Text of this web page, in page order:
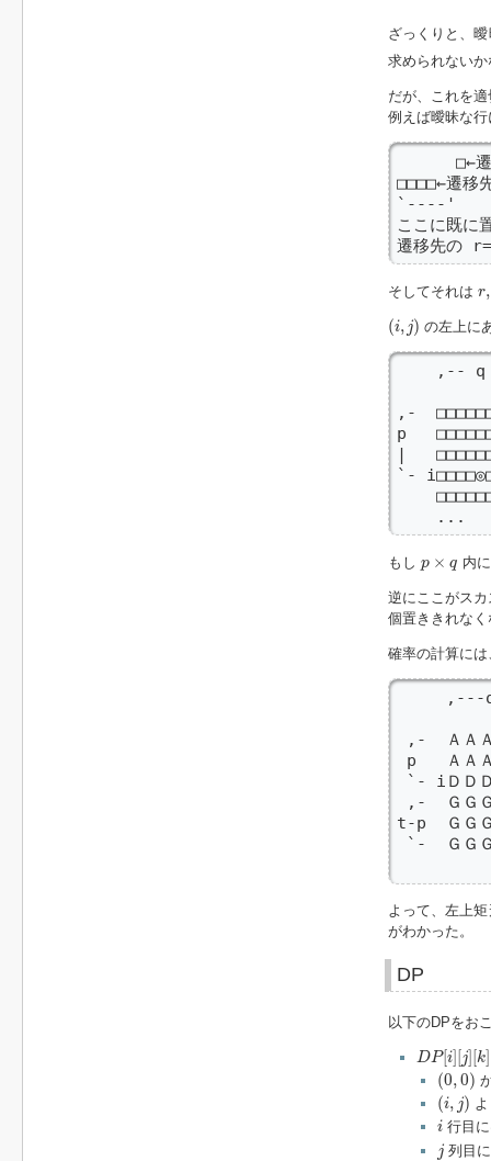
ざっくりと、
求められない
だが、これを
例えば曖昧な
□←
□□□□←遷移
`----'
ここに既に
遷移先の
そしてそれは r,
r,
(i, j)
(i , の左上に
,-- q
,-
p
|
`-
    ...
もし p × q
p×q 内
逆にここがス
個置ききれな
確率の計算には
,---
,-  ＡＡＡ
p   ＡＡ
`- iＤＤＤ
,-  ＧＧＧ
t-p  ＧＧ
`-  ＧＧ
よって、左上
がわかった。
DP
以下のDPをお
DP[i j [k
DP[i][j] [k][r
(0,0)
(0,0)
(i, j)
( , )
i
i 行目
j 列目